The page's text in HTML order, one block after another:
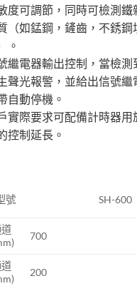
度可調節，同時可檢測鐵
（如錳鋼，鏟齒，不銹鋼
。
繼電器輸出控制，當檢測
聲光報警，並給出信號繼
自動停機。
實際要求可配備計時器用
控制延長。
號 SH-600
700
200